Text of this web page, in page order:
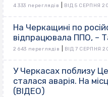
4 333 переглядів ВІД 5 СЕРПНЯ
На Черкащині по
відпрацювала ППО, –
2 643 переглядів ВІД 7 СЕРПНЯ
У Черкасах поблизу
сталася аварія. На
(ВІДЕО)